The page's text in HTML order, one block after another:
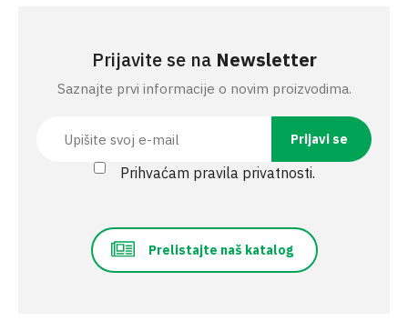
Prijavite se na Newsletter
Saznajte prvi informacije o novim proizvodima.
Prihvaćam pravila privatnosti.
Prelistajte naš katalog